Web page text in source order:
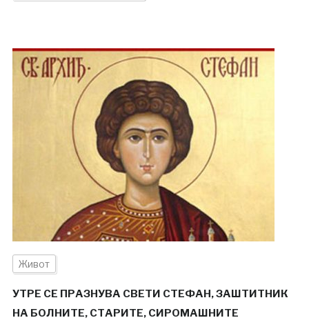
Живот
УТРЕ СЕ ПРАЗНУВА СВЕТИ СТЕФАН, ЗАШТИТНИК
НА БОЛНИТЕ, СТАРИТЕ, СИРОМАШНИТЕ